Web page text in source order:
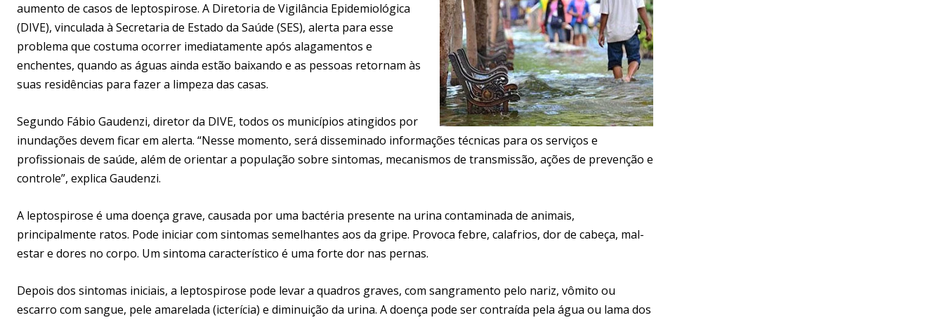
aumento de casos de leptospirose. A Diretoria de Vigilância Epidemiológica
(DIVE), vinculada à Secretaria de Estado da Saúde (SES), alerta para esse
problema que costuma ocorrer imediatamente após alagamentos e
enchentes, quando as águas ainda estão baixando e as pessoas retornam às
suas residências para fazer a limpeza das casas.
Segundo Fábio Gaudenzi, diretor da DIVE, todos os municípios atingidos por
inundações devem ficar em alerta. “Nesse momento, será disseminado informações técnicas para os serviços e
profissionais de saúde, além de orientar a população sobre sintomas, mecanismos de transmissão, ações de prevenção e
controle”, explica Gaudenzi.
A leptospirose é uma doença grave, causada por uma bactéria presente na urina contaminada de animais,
principalmente ratos. Pode iniciar com sintomas semelhantes aos da gripe. Provoca febre, calafrios, dor de cabeça, mal-
estar e dores no corpo. Um sintoma característico é uma forte dor nas pernas.
Depois dos sintomas iniciais, a leptospirose pode levar a quadros graves, com sangramento pelo nariz, vômito ou
escarro com sangue, pele amarelada (icterícia) e diminuição da urina. A doença pode ser contraída pela água ou lama dos